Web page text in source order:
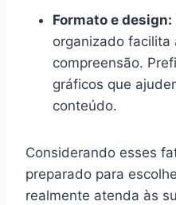
Formato e design:
organizado facilita
compreensão.
gráficos que
conteúdo.
Considerando esses
preparado para
realmente atenda às